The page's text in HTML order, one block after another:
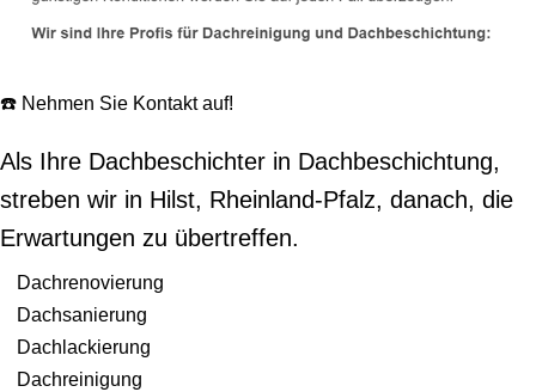
☎️ Nehmen Sie Kontakt auf!
Als Ihre Dachbeschichter in Dachbeschichtung,
streben wir in Hilst, Rheinland-Pfalz, danach, die
Erwartungen zu übertreffen.
Dachrenovierung
Dachsanierung
Dachlackierung
Dachreinigung